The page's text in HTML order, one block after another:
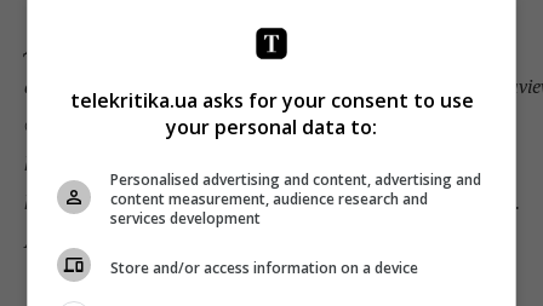
Для коллажа использованы кадры и
фотографии: https://www.imdb.com/title/tt4844148/
© Studiocanal GmbH / Kevin Richardson
https://www.foxmovies.com/movies/the-kid-who-would-be-
king™ and © 2019 Twentieth Century Fox Film Corporation.
All rights reserved
telekritika.ua asks for your consent to use
your personal data to:
Personalised advertising and content, advertising and
content measurement, audience research and
services development
Store and/or access information on a device